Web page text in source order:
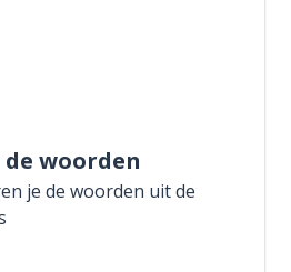
de woorden
je de woorden uit de